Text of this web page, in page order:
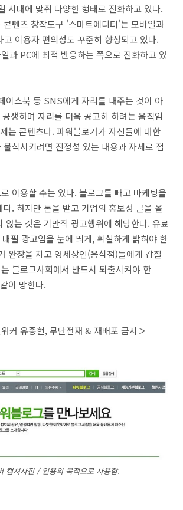
시대에 맞춰 다양한 형태로 진화하고 있다.
콘텐츠 창작도구 '스마트에디터'는 모바일과
고 이용자 편의성도 꾸준히 향상되고 있다.
과 PC에 최적 반응하는 쪽으로 진화하고 있
이스북 등 SNS에게 자리를 내주는 것이 아
생하며 자리를 더욱 공고히 하려는 움직임
는 콘텐츠다. 파워블로거가 자신들에 대한
식시키려면 진정성 있는 내용과 자세로 접
이용할 수는 있다. 블로그를 빼고 마케팅을
. 하지만 돈을 받고 기업의 홍보성 글을 올
않는 것은 기만적 광고행위에 해당한다. 유료
필 광고임을 눈에 띄게, 확실하게 밝혀야 한
완장을 차고 영세상인(음식점)들에게 갑질
블로그사회에서 반드시 퇴출시켜야 한
이 망한다.
커 유종현, 무단전재 & 재배포 금지＞
캡쳐사진 / 인용의 목적으로 사용함.